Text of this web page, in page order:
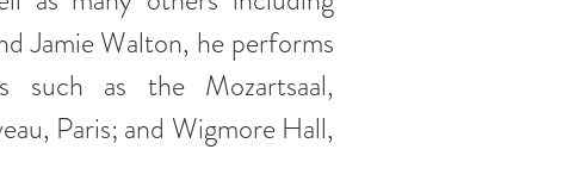
Jamie Walton, he performs
such as the Mozartsaal,
Paris; and Wigmore Hall,